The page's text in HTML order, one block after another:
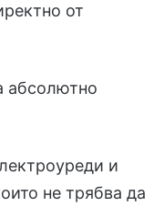
от
абсолютно
и
не трябва да